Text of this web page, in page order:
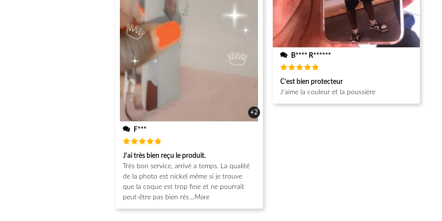
+2
F***
Note
sur 5
J'ai très bien reçu le produit.
Très bon service, arrivé a temps. La qualité
de la photo est nickel même si je trouve
que la coque est trop fine et ne pourrait
peut-être pas bien rés ...More
B**** R******
Note5
sur 5
C’est bien protecteur
J’aime la couleur et la poussière